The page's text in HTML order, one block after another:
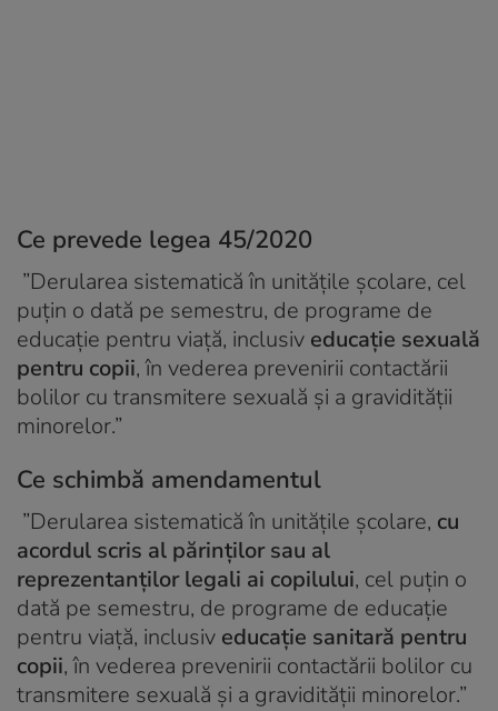
Ce prevede legea 45/2020
”Derularea sistematică în unitățile școlare, cel
puțin o dată pe semestru, de programe de
educație pentru viață, inclusiv educație sexuală
pentru copii, în vederea prevenirii contactării
bolilor cu transmitere sexuală și a gravidității
minorelor.”
Ce schimbă amendamentul
”Derularea sistematică în unitățile școlare, cu
acordul scris al părinților sau al
reprezentanților legali ai copilului, cel puțin o
dată pe semestru, de programe de educație
pentru viață, inclusiv educație sanitară pentru
copii, în vederea prevenirii contactării bolilor cu
transmitere sexuală și a gravidității minorelor.”